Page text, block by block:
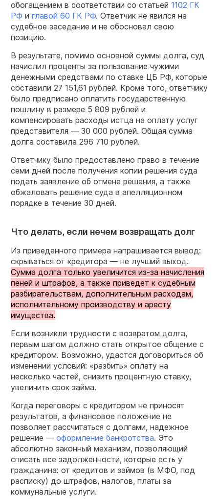
обогащением в соответствии со статьей 1102 ГК
РФ и главой 60 ГК РФ. Ответчик не явился на
судебное заседание и не обосновал свою
позицию.
В результате, помимо основной суммы долга, суд
начислил проценты за пользование чужими
денежными средствами по ставке ЦБ РФ, которые
составили 27 151,61 рублей. Кроме того, ответчику
было предписано оплатить государственную
пошлину в размере 5 809 рублей и
компенсировать расходы истца на оплату услуг
представителя — 30 000 рублей. Общая сумма
долга составила 296 710 рублей.
Ответчику было предоставлено право в течение
семи дней после получения копии решения суда
подать заявление об отмене решения, а также
обжаловать решение суда в апелляционном
порядке в течение 30 дней.
Что делать, если нечем возвращать долг
Из приведенного примера напрашивается вывод:
скрываться от кредитора — не лучший выход.
Сумма долга только увеличится из-за начисления
пеней и штрафов, а также приведет к судебным
разбирательствам, дополнительным расходам,
исполнительному производству и аресту
имущества.
Если возникли трудности с возвратом долга,
первым шагом должно стать открытое общение с
кредитором. Возможно, удастся договориться об
изменении условий: «разбить» оплату на
несколько частей, снизить процентную ставку,
увеличить срок займа.
Когда переговоры с кредитором не приносят
результатов, а финансовое положение не
позволяет рассчитаться с долгами, надежное
решение — оформление банкротства. Это
абсолютно законный механизм, позволяющий
списать все задолженности, которые есть у
гражданина: от кредитов и займов (в МФО, под
расписку) до штрафов, налогов, платы за
коммунальные услуги.